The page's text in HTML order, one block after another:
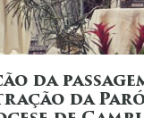
da
da